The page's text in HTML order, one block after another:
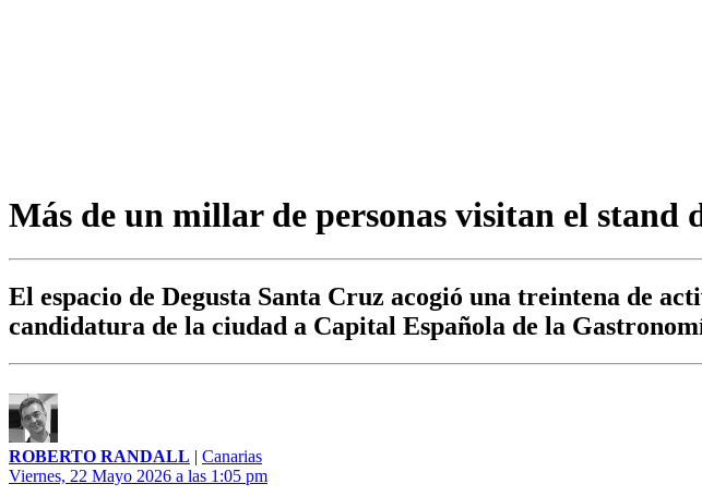
Más de un millar de personas visitan el stand
El espacio de Degusta Santa Cruz acogió una treintena de
candidatura de la ciudad a Capital Española de la
ROBERTO RANDALL | Canarias
Viernes, 22 Mayo 2026 a las 1:05 pm